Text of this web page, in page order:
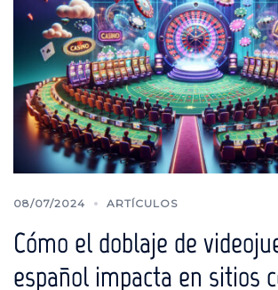
08/07/2024 ARTÍCULOS
Cómo el doblaje de
español impacta en sitios